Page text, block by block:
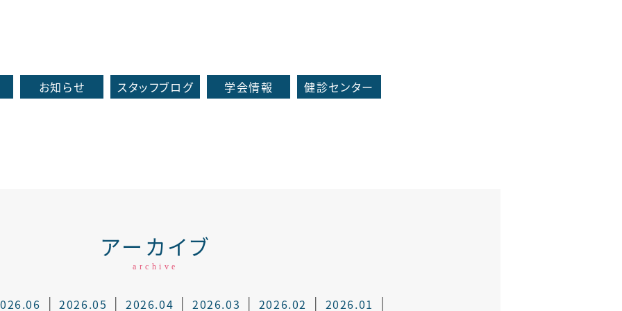
お知らせ スタッフブログ 学会情報 健診センター
アーカイブ
archive
2026.05 2026.04 2026.03 2026.02 2026.01